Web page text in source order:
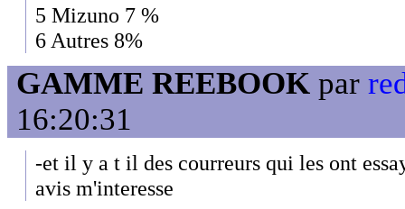
5 Mizuno 7 %
6 Autres 8%
GAMME REEBOOK par
16:20:31
-et il y a t il des courreurs qui les ont
avis m'interesse